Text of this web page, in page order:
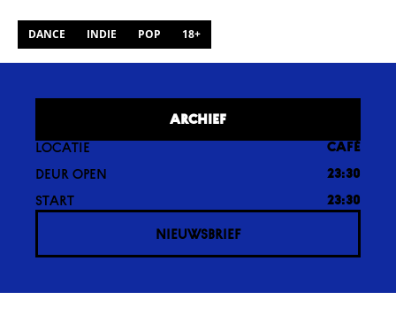
DANCE INDIE POP 18+
ARCHIEF
LOCATIE CAFÉ
DEUR OPEN 23:30
START 23:30
NIEUWSBRIEF